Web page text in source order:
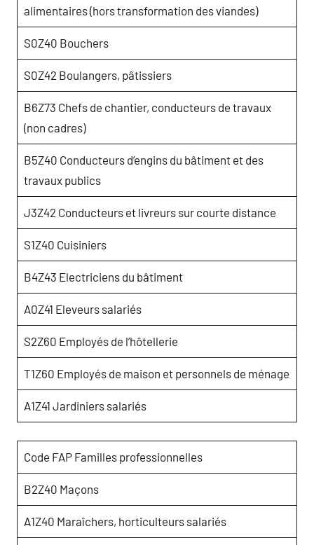
alimentaires (hors transformation des viandes)
S0Z40 Bouchers
S0Z42 Boulangers, pâtissiers
B6Z73 Chefs de chantier, conducteurs de travaux
(non cadres)
B5Z40 Conducteurs d’engins du bâtiment et des
travaux publics
J3Z42 Conducteurs et livreurs sur courte distance
S1Z40 Cuisiniers
B4Z43 Electriciens du bâtiment
A0Z41 Eleveurs salariés
S2Z60 Employés de l’hôtellerie
T1Z60 Employés de maison et personnels de ménage
A1Z41 Jardiniers salariés
Code FAP Familles professionnelles
B2Z40 Maçons
A1Z40 Maraîchers, horticulteurs salariés